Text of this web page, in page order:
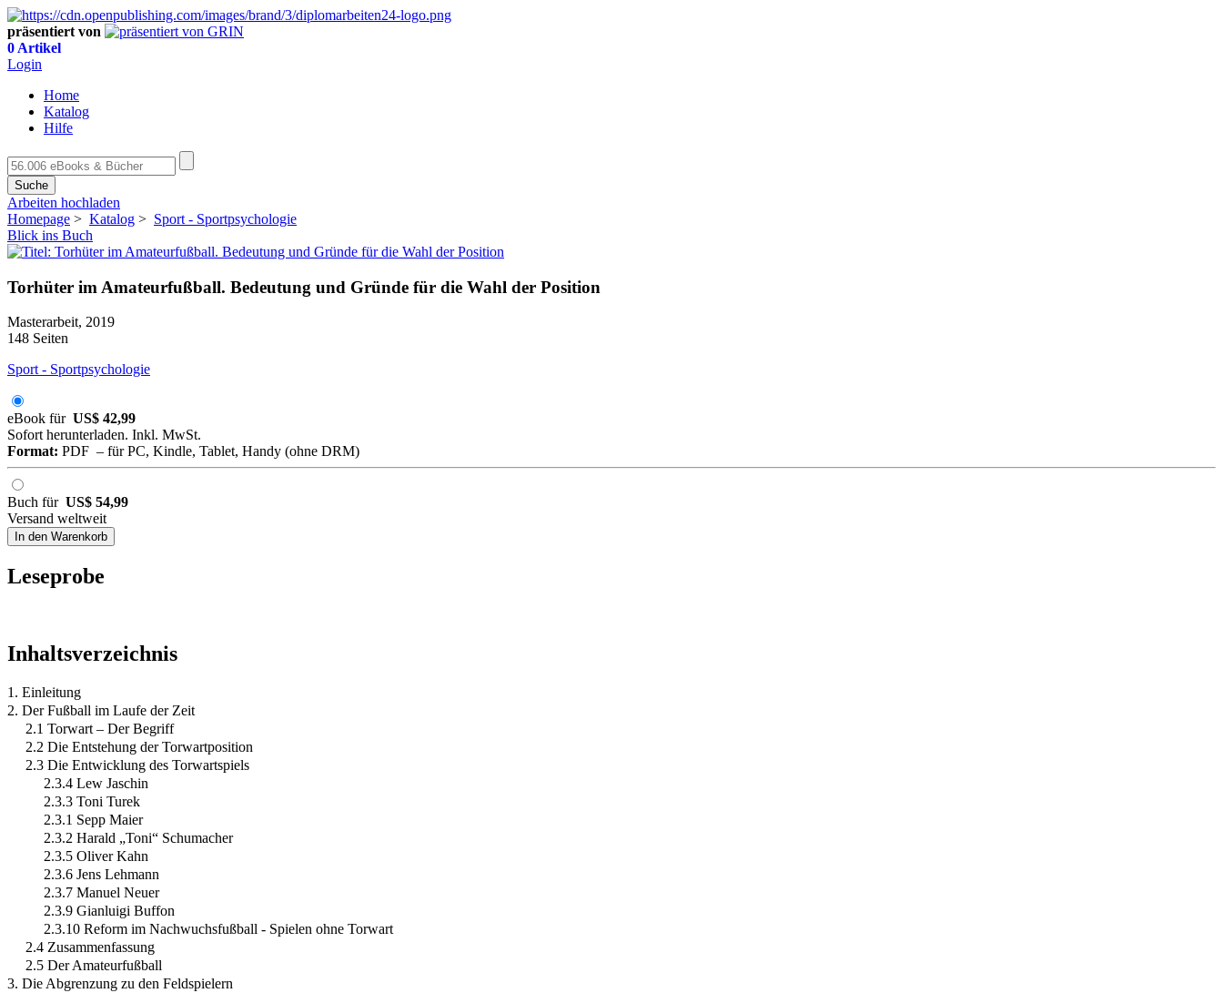
präsentiert von
0 Artikel
Login
Home
Katalog
Hilfe
Suche
Arbeiten hochladen
Homepage > Katalog > Sport - Sportpsychologie
Blick ins Buch
Torhüter im Amateurfußball. Bedeutung und Gründe für die Wahl der Position
Masterarbeit, 2019
148 Seiten
Sport - Sportpsychologie
eBook für US$ 42,99
Sofort herunterladen. Inkl. MwSt.
Format: PDF – für PC, Kindle, Tablet, Handy (ohne DRM)
Buch für US$ 54,99
Versand weltweit
In den Warenkorb
Leseprobe
Inhaltsverzeichnis
1. Einleitung
2. Der Fußball im Laufe der Zeit
2.1 Torwart – Der Begriff
2.2 Die Entstehung der Torwartposition
2.3 Die Entwicklung des Torwartspiels
2.3.4 Lew Jaschin
2.3.3 Toni Turek
2.3.1 Sepp Maier
2.3.2 Harald „Toni“ Schumacher
2.3.5 Oliver Kahn
2.3.6 Jens Lehmann
2.3.7 Manuel Neuer
2.3.9 Gianluigi Buffon
2.3.10 Reform im Nachwuchsfußball - Spielen ohne Torwart
2.4 Zusammenfassung
2.5 Der Amateurfußball
3. Die Abgrenzung zu den Feldspielern